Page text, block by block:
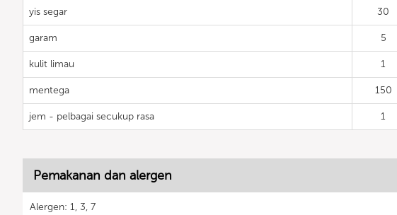
yis segar 30
garam 5
kulit limau 1
mentega 150
jem - pelbagai secukup rasa 1
Pemakanan dan alergen
Alergen: 1, 3, 7